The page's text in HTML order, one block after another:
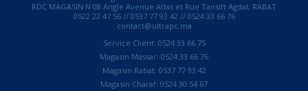
RDC MAGASIN N 08 Angle Avenue Atlas et Rue Tansift Agdal, RABAT
0522 22 47 56 // 0537 77 93 42 // 0524 33 66 76
contact@ultrapc.ma
Service Client: 0524 33 66 75
Magasin Massar: 0524 33 66 76
Magasin Rabat: 0537 77 93 42
Magasin Charaf: 0524 30 54 67